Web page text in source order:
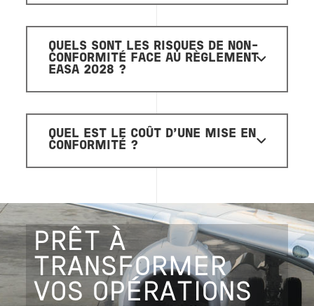
QUELS SONT LES RISQUES DE NON-
CONFORMITÉ FACE AU RÈGLEMENT
EASA 2028 ?
QUEL EST LE COÛT D'UNE MISE EN
CONFORMITÉ ?
PRÊT À
TRANSFORMER
VOS OPÉRATIONS